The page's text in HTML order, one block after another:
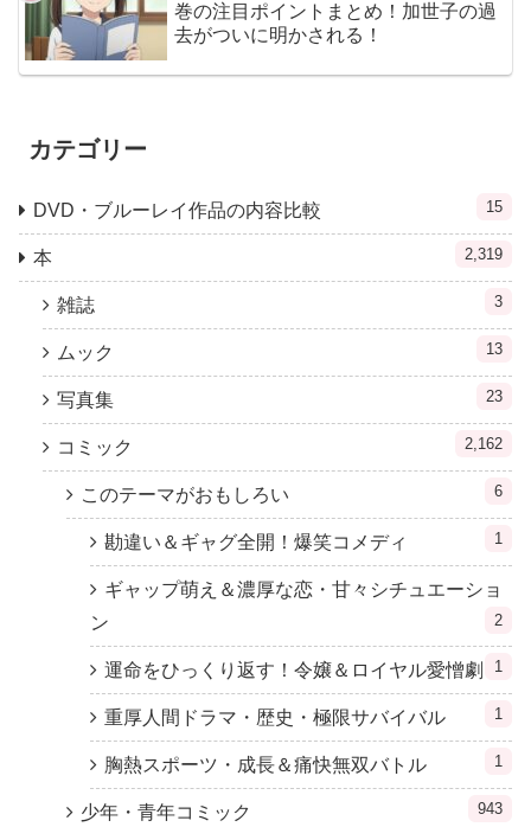
巻の注目ポイントまとめ！加世子の過
去がついに明かされる！
カテゴリー
DVD・ブルーレイ作品の内容比較 15
本 2,319
雑誌 3
ムック 13
写真集 23
コミック 2,162
このテーマがおもしろい 6
勘違い＆ギャグ全開！爆笑コメディ 1
ギャップ萌え＆濃厚な恋・甘々シチュエーショ
ン
2
運命をひっくり返す！令嬢＆ロイヤル愛憎劇 1
重厚人間ドラマ・歴史・極限サバイバル 1
胸熱スポーツ・成長＆痛快無双バトル 1
少年・青年コミック 943